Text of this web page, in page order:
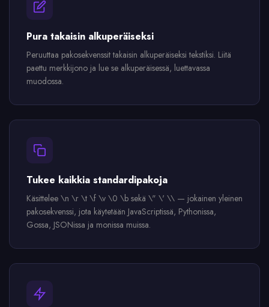
Pura takaisin alkuperäiseksi
Peruuttaa pakosekvenssit takaisin alkuperäiseksi tekstiksi. Liitä
paettu merkkijono ja lue se alkuperäisessä, luettavassa
muodossa.
Tukee kaikkia standardipakoja
Käsittelee \n \r \t \f \v \0 \b sekä \" \' \\ — jokainen yleinen
pakosekvenssi, jota käytetään JavaScriptissä, Pythonissa,
Gossa, JSONissa ja monissa muissa.